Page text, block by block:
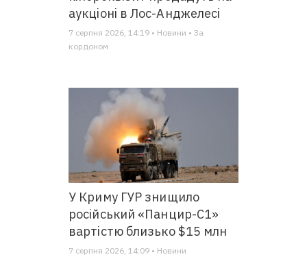
аукціоні в Лос-Анджелесі
7 серпня 2026, 14:19 • Новини • За
кордоном
У Криму ГУР знищило
російський «Панцир-С1»
вартістю близько $15 млн
7 серпня 2026, 14:09 • Новини